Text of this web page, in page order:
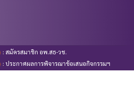
: สมัครสมาชิก อพ.สธ-วช.
: ประกาศผลการพิจารณาข้อเสนอกิจกรรมฯ